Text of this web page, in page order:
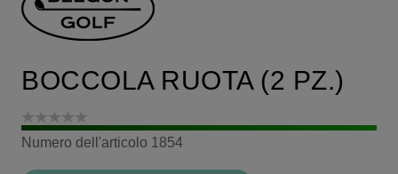
BOCCOLA RUOTA (2 PZ.)
Numero dell'articolo 1854